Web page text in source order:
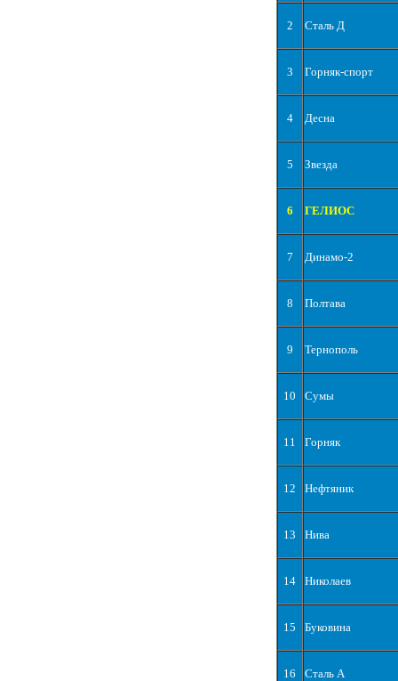
2 Сталь Д
3 Горняк-спорт
4 Десна
5 Звезда
6 ГЕЛИОС
7 Динамо-2
8 Полтава
9 Тернополь
10 Сумы
11 Горняк
12 Нефтяник
13 Нива
14 Николаев
15 Буковина
16 Сталь А